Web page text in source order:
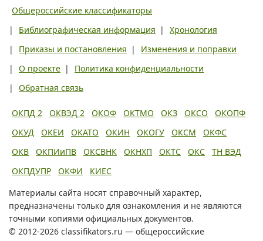
Общероссийские классификаторы
|
Библиографическая информация |
Хронология
|
Приказы и постановления |
Изменения и поправки
|
О проекте |
Политика конфиденциальности
|
Обратная связь
ОКПД 2 ОКВЭД 2 ОКОФ ОКТМО ОКЗ ОКСО
ОКОПФ
ОКУД
ОКЕИ ОКАТО ОКИН ОКОГУ ОКСМ
ОКФС
ОКВ
ОКПИиПВ ОКСВНК ОКНХП ОКТС ОКС
ТН ВЭД
ОКПДУПР
ОКФИ
КИЕС
Материалы сайта носят справочный характер,
предназначены только для ознакомления и не являются
точными копиями официальных документов.
© 2012-2026 classifikators.ru — общероссийские